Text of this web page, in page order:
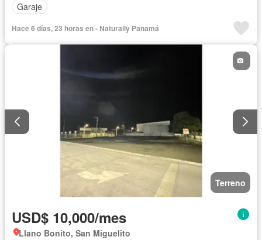
Garaje
Hace 6 días, 23 horas en - Naturally Panamá
Terreno
USD$ 10,000/mes
Llano Bonito, San Miguelito